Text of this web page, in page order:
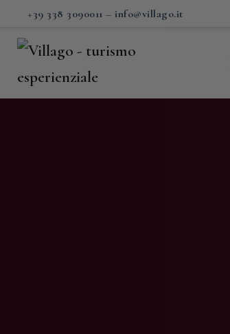
+39 338 3090011 – info@villago.it